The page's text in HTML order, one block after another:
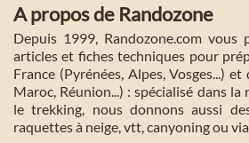
A propos de Randozone
Depuis 1999, Randozone.com vous
articles et fiches techniques pour
France (Pyrénées, Alpes, Vosges...)
Maroc, Réunion...) : spécialisé dans
le trekking, nous donnons aussi
raquettes à neige, vtt, canyoning ou